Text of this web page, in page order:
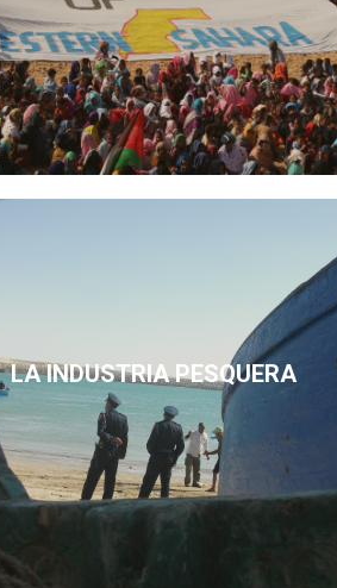
LA INDUSTRIA PESQUERA